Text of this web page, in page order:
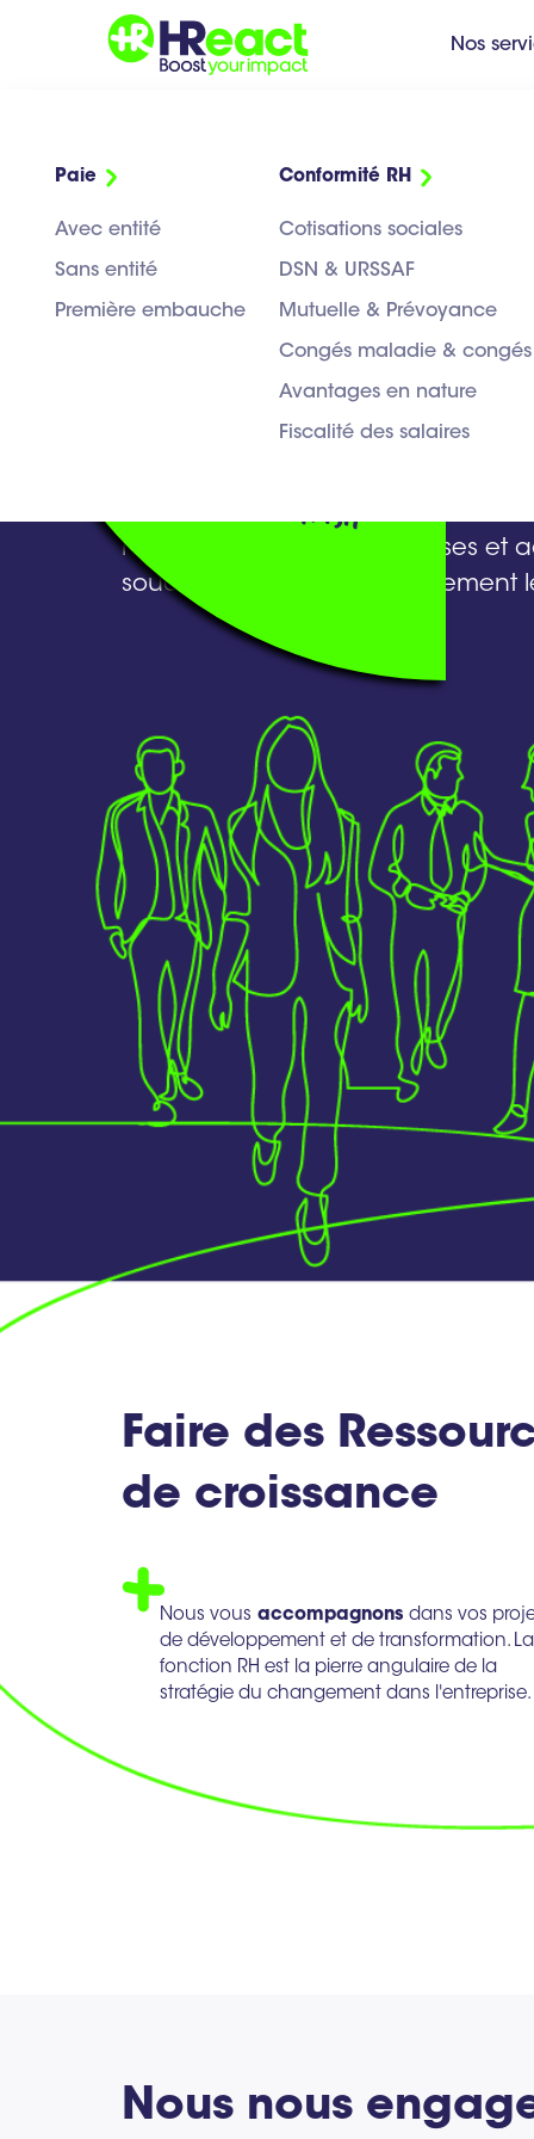
Nos
Paie
Avec entité
Sans entité
Première embauche
Conformité RH
Cotisations sociales
DSN & URSSAF
Mutuelle & Prévoyance
Congés maladie &
Avantages en nature
Fiscalité des salaires
Managing
HR matters
in France
English
Transformez
en leviers
de croissance
notre expertise aux entreprises et
soucieux d’impacter positivement
Faire des
de croissance
Nous vous accompagnons dans vos
de développement et de transformation. La
fonction RH est la pierre angulaire de la
stratégie du changement dans l'entreprise.
Nous nous